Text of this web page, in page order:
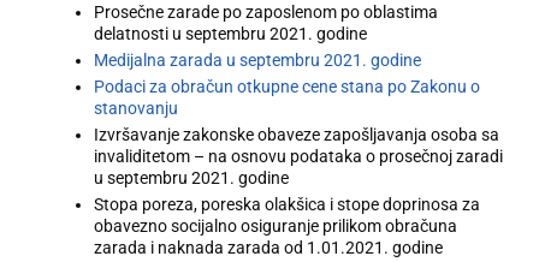
Prosečne zarade po zaposlenom po oblastima
delatnosti u septembru 2021. godine
Medijalna zarada u septembru 2021. godine
Podaci za obračun otkupne cene stana po Zakonu o
stanovanju
Izvršavanje zakonske obaveze zapošljavanja osoba sa
invaliditetom – na osnovu podataka o prosečnoj zaradi
u septembru 2021. godine
Stopa poreza, poreska olakšica i stope doprinosa za
obavezno socijalno osiguranje prilikom obračuna
zarada i naknada zarada od 1.01.2021. godine